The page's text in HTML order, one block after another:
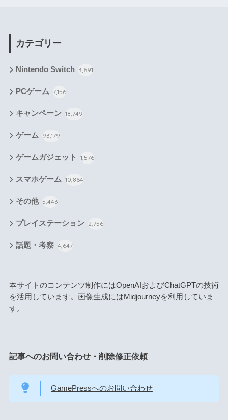
カテゴリー
Nintendo Switch 3,691
PCゲーム 7,156
キャンペーン 18,749
ゲーム 93,179
ゲームガジェット 1,576
スマホゲーム 10,864
その他 5,443
プレイステーション 2,756
話題・考察 4,647
本サイトのコンテンツ制作にはOpenAIおよびChatGPTの技術
を活用しています。画像生成にはMidjourneyを利用していま
す。
記事へのお問い合わせ・削除修正依頼
GamePressへのお問い合わせ